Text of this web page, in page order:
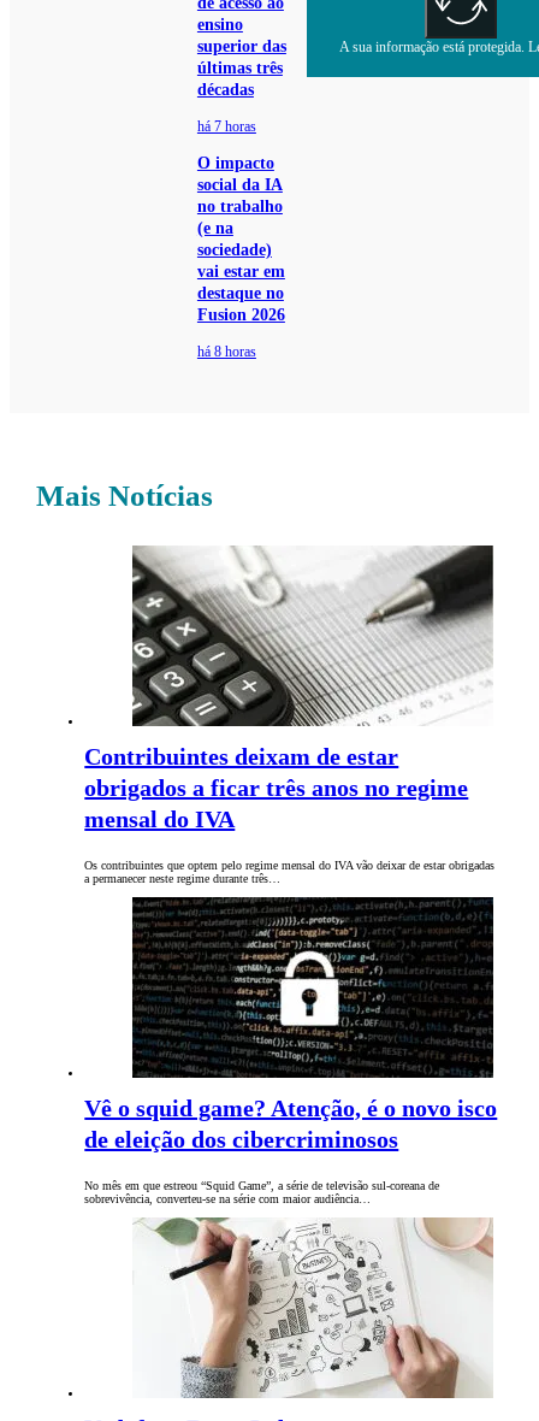
ensino
superior das
últimas três
décadas
há 7 horas
O impacto
social da IA
no trabalho
(e na
sociedade)
vai estar em
destaque no
Fusion 2026
há 8 horas
A sua informação está protegida.
Mais Notícias
Contribuintes deixam de estar
obrigados a ficar três anos no regime
mensal do IVA
Os contribuintes que optem pelo regime mensal do IVA vão deixar de estar obrigadas
a permanecer neste regime durante três…
Vê o squid game? Atenção, é o novo isco
de eleição dos cibercriminosos
No mês em que estreou “Squid Game”, a série de televisão sul-coreana de
sobrevivência, converteu-se na série com maior audiência…